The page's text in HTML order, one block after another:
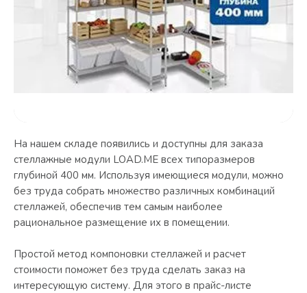
На нашем складе появились и доступны для заказа
стеллажные модули LOAD.ME всех типоразмеров
глубиной 400 мм. Используя имеющиеся модули, можно
без труда собрать множество различных комбинаций
стеллажей, обеспечив тем самым наиболее
рациональное размещение их в помещении.
Простой метод компоновки стеллажей и расчет
стоимости поможет без труда сделать заказ на
интересующую систему. Для этого в прайс-листе